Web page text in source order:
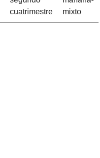
cuatrimestre
mixto